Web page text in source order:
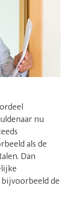
nu
als de
Dan
de